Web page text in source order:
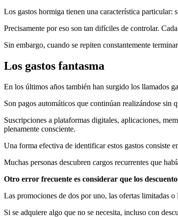
Los gastos hormiga tienen una característica particular:
Precisamente por eso son tan difíciles de controlar.
Sin embargo, cuando se repiten constantemente
Los gastos fantasma
En los últimos años también han surgido los llamados
Son pagos automáticos que continúan realizándose sin
Suscripciones a plataformas digitales, aplicaciones,
plenamente consciente.
Una forma efectiva de identificar estos gastos consiste
Muchas personas descubren cargos recurrentes que
Otro error frecuente es considerar que los
Las promociones de dos por uno, las ofertas limitadas
Si se adquiere algo que no se necesita, incluso con